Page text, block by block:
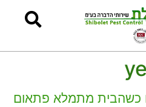
כשהבית מתמלא פתאום